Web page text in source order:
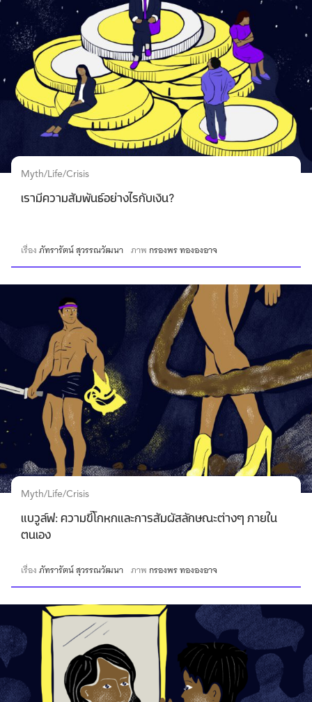
Myth/Life/Crisis
เรามีความสัมพันธ์อย่างไรกับเงิน?
เรื่องภัทรารัตน์ สุวรรณวัฒนา ภาพกรองพร ทององอาจ
Myth/Life/Crisis
แบวูล์ฟ: ความขี้โกหกและการสัมผัสลักษณะต่างๆ ภายใน
ตนเอง
เรื่องภัทรารัตน์ สุวรรณวัฒนา ภาพกรองพร ทององอาจ